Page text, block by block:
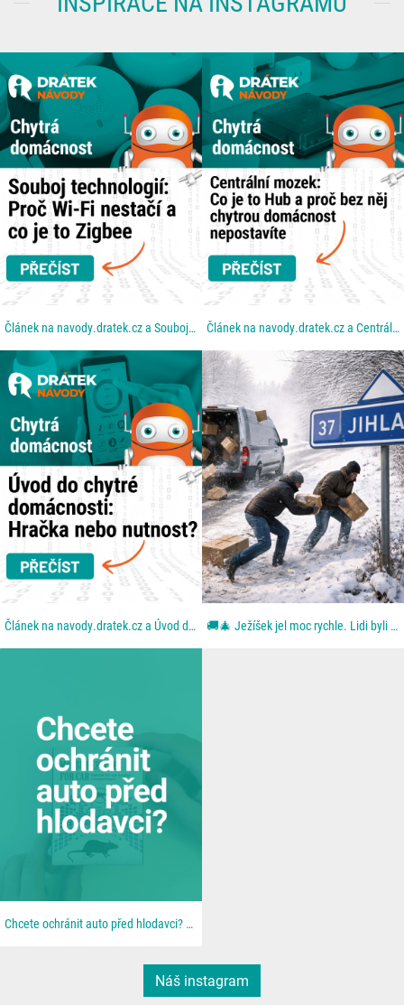
Článek na navody.dratek.cz a Souboj technologií: Proč Wi-Fi nestačí a co je to Zigbee. Odkaz také v... Článek na navody.dratek.cz a Centrální mozek: Co je to Hub a proč bez něj chytrou domácnost...
Článek na navody.dratek.cz a Úvod do chytré domácnosti. Odkaz také v BIO.... 🚚🎄 Ježíšek jel moc rychle. Lidi byli ještě rychlejší. Aneb: když se blbě zavřou dveře. Z dodávky...
Chcete ochránit auto před hlodavci? 🐀 📦 Všechno najdeš u nás na 👉 dratek.cz #arduino...
Náš instagram